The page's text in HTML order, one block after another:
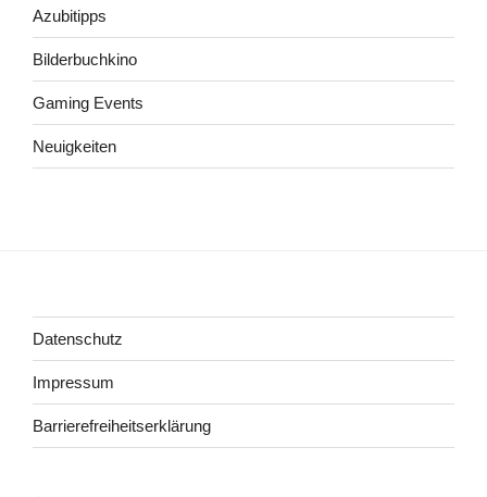
Azubitipps
Bilderbuchkino
Gaming Events
Neuigkeiten
Datenschutz
Impressum
Barrierefreiheitserklärung